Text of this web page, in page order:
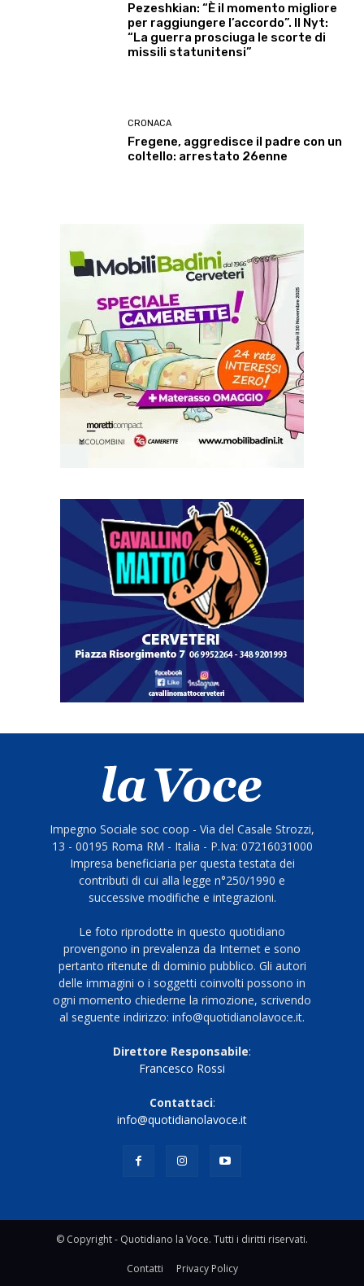
Pezeshkian: “È il momento migliore
per raggiungere l’accordo”. Il Nyt:
“La guerra prosciuga le scorte di
missili statunitensi”
CRONACA
Fregene, aggredisce il padre con un
coltello: arrestato 26enne
Impegno Sociale soc coop - Via del Casale Strozzi,
13 - 00195 Roma RM - Italia - P.Iva: 07216031000
Impresa beneficiaria per questa testata dei
contributi di cui alla legge n°250/1990 e
successive modifiche e integrazioni.
Le foto riprodotte in questo quotidiano
provengono in prevalenza da Internet e sono
pertanto ritenute di dominio pubblico. Gli autori
delle immagini o i soggetti coinvolti possono in
ogni momento chiederne la rimozione, scrivendo
al seguente indirizzo: info@quotidianolavoce.it.
Direttore Responsabile:
Francesco Rossi
Contattaci:
info@quotidianolavoce.it
© Copyright - Quotidiano la Voce. Tutti i diritti riservati.
Contatti Privacy Policy